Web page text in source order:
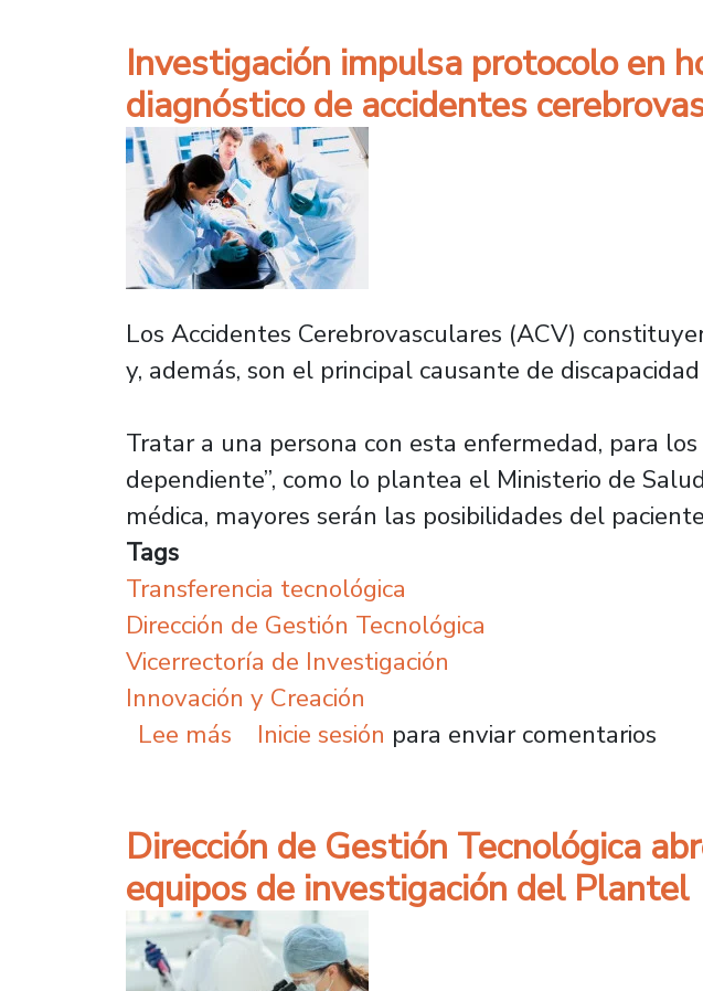
Investigación impulsa protocolo en
diagnóstico de accidentes
Los Accidentes Cerebrovasculares (ACV)
y, además, son el principal causante de
Tratar a una persona con esta enfermedad, para
dependiente”, como lo plantea el Ministerio de
médica, mayores serán las posibilidades del
Tags
Transferencia tecnológica
Dirección de Gestión Tecnológica
Vicerrectoría de Investigación
Innovación y Creación
Lee más sobre Investigación impulsa protocolo
Inicie sesión para enviar comentarios
Dirección de Gestión Tecnológica
equipos de investigación del Plantel